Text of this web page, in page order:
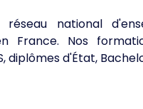
réseau national
France. Nos
diplômes d'État,